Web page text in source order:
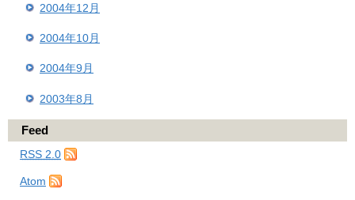
2004年12月
2004年10月
2004年9月
2003年8月
Feed
RSS 2.0
Atom